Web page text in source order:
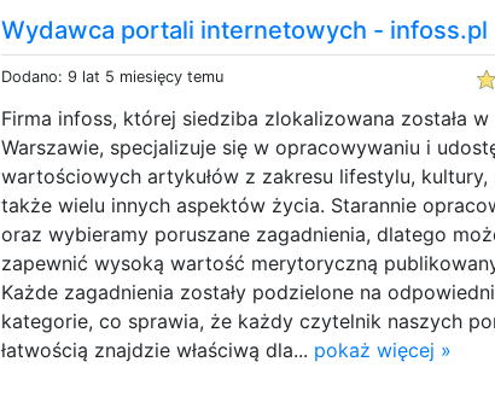
Wydawca portali internetowych - infoss.pl
Dodano: 9 lat 5 miesięcy temu
Firma infoss, której siedziba zlokalizowana została w
Warszawie, specjalizuje się w opracowywaniu i
wartościowych artykułów z zakresu lifestylu, kultury,
także wielu innych aspektów życia. Starannie
oraz wybieramy poruszane zagadnienia, dlatego
zapewnić wysoką wartość merytoryczną
Każde zagadnienia zostały podzielone na
kategorie, co sprawia, że każdy czytelnik naszych
łatwością znajdzie właściwą dla... pokaż więcej »